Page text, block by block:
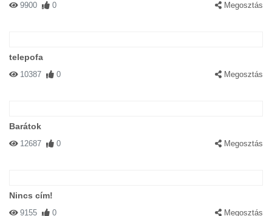
9900 0 Megosztás
telepofa
10387 0 Megosztás
Barátok
12687 0 Megosztás
Nincs cím!
9155 0 Megosztás